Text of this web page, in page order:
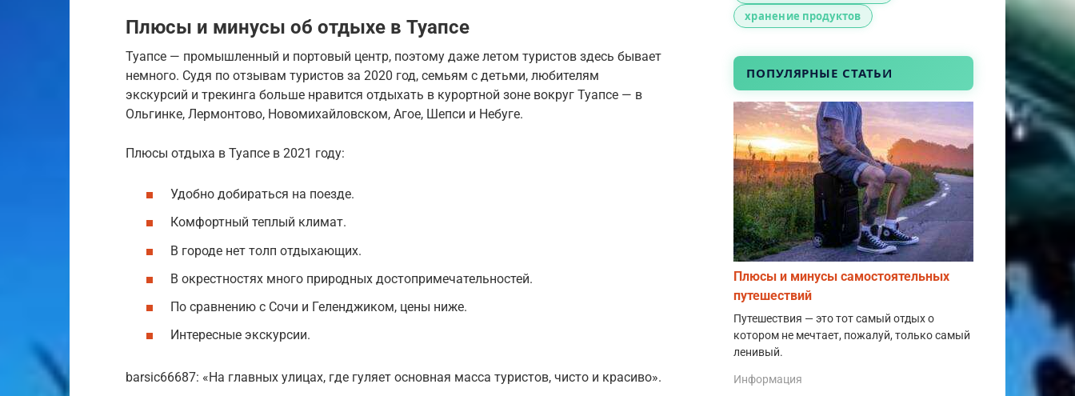
Плюсы и минусы об отдыхе в Туапсе
Туапсе — промышленный и портовый центр, поэтому даже летом туристов здесь бывает
немного. Судя по отзывам туристов за 2020 год, семьям с детьми, любителям
экскурсий и трекинга больше нравится отдыхать в курортной зоне вокруг Туапсе — в
Ольгинке, Лермонтово, Новомихайловском, Агое, Шепси и Небуге.
Плюсы отдыха в Туапсе в 2021 году:
Удобно добираться на поезде.
Комфортный теплый климат.
В городе нет толп отдыхающих.
В окрестностях много природных достопримечательностей.
По сравнению с Сочи и Геленджиком, цены ниже.
Интересные экскурсии.
barsic66687: «На главных улицах, где гуляет основная масса туристов, чисто и красиво».
хранение продуктов
ПОПУЛЯРНЫЕ СТАТЬИ
Плюсы и минусы самостоятельных
путешествий
Путешествия — это тот самый отдых о
котором не мечтает, пожалуй, только самый
ленивый.
Информация